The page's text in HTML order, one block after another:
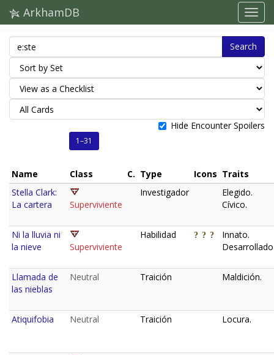
ArkhamDB
Search
Hide Encounter Spoilers
1–31
Name Class C. Type Icons Traits
Stella Clark:
La cartera
Superviviente
Investigador
Elegido.
Cívico.
Ni la lluvia ni
la nieve
Superviviente
Habilidad
Innato.
Llamada de
las nieblas
Neutral Traición Maldición.
Atiquifobia Neutral Traición Locura.